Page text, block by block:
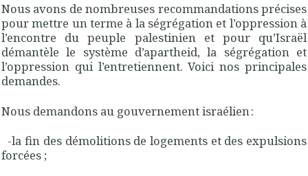
Nous avons de nombreuses recommandations précises
pour mettre un terme à la ségrégation et l’oppression à
l’encontre du peuple palestinien et pour qu’Israël
démantèle le système d’apartheid, la ségrégation et
l’oppression qui l’entretiennent. Voici nos principales
demandes.
Nous demandons au gouvernement israélien :
-la fin des démolitions de logements et des expulsions
forcées ;